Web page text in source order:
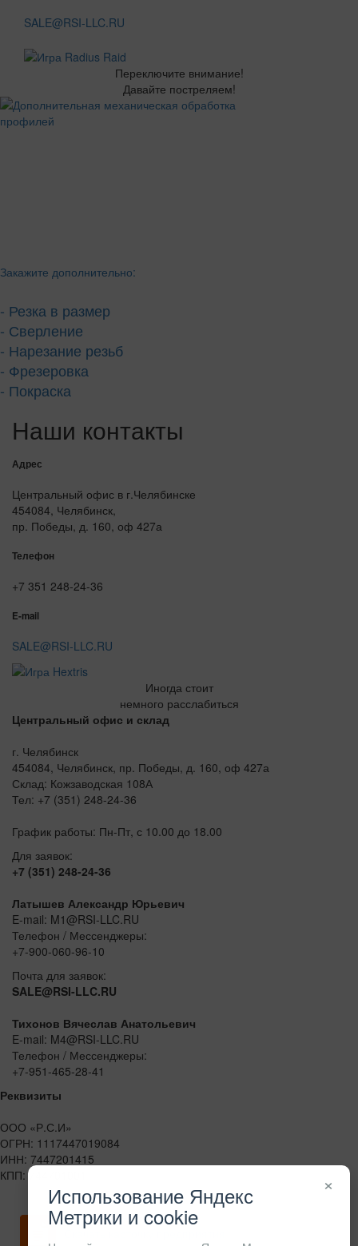
SALE@RSI-LLC.RU
Переключите внимание!
Давайте постреляем!
Закажите дополнительно:
- Резка в размер
- Сверление
- Нарезание резьб
- Фрезеровка
- Покраска
Наши контакты
Адрес
Центральный офис в г.Челябинске
454084, Челябинск,
пр. Победы, д. 160, оф 427а
Телефон
+7 351 248-24-36
E-mail
SALE@RSI-LLC.RU
Иногда стоит
немного расслабиться
Центральный офис и склад
г. Челябинск
454084, Челябинск, пр. Победы, д. 160, оф 427а
Склад: Кожзаводская 108А
Тел: +7 (351) 248-24-36
График работы: Пн-Пт, с 10.00 до 18.00
Для заявок:
+7 (351) 248-24-36
Латышев Александр Юрьевич
E-mail: M1@RSI-LLC.RU
Телефон / Мессенджеры:
+7-900-060-96-10
Почта для заявок:
SALE@RSI-LLC.RU
Тихонов Вячеслав Анатольевич
E-mail: M4@RSI-LLC.RU
Телефон / Мессенджеры:
+7-951-465-28-41
Реквизиты
ООО «Р.С.И»
ОГРН: 1117447019084
ИНН: 7447201415
КПП: 744701001
Скачать карточку предприятия
×
Использование Яндекс
Метрики и cookie